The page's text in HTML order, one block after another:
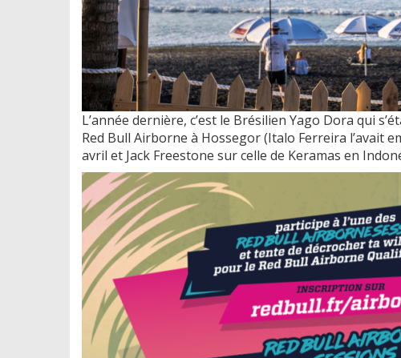
L’année dernière, c’est le Brésilien Yago Dora qui
Red Bull Airborne à Hossegor (Italo Ferreira l’avait
avril et Jack Freestone sur celle de Keramas en